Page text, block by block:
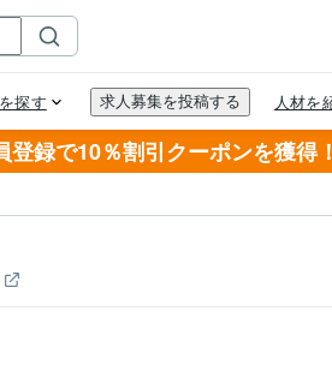
登録で10％割引クーポンを獲得！